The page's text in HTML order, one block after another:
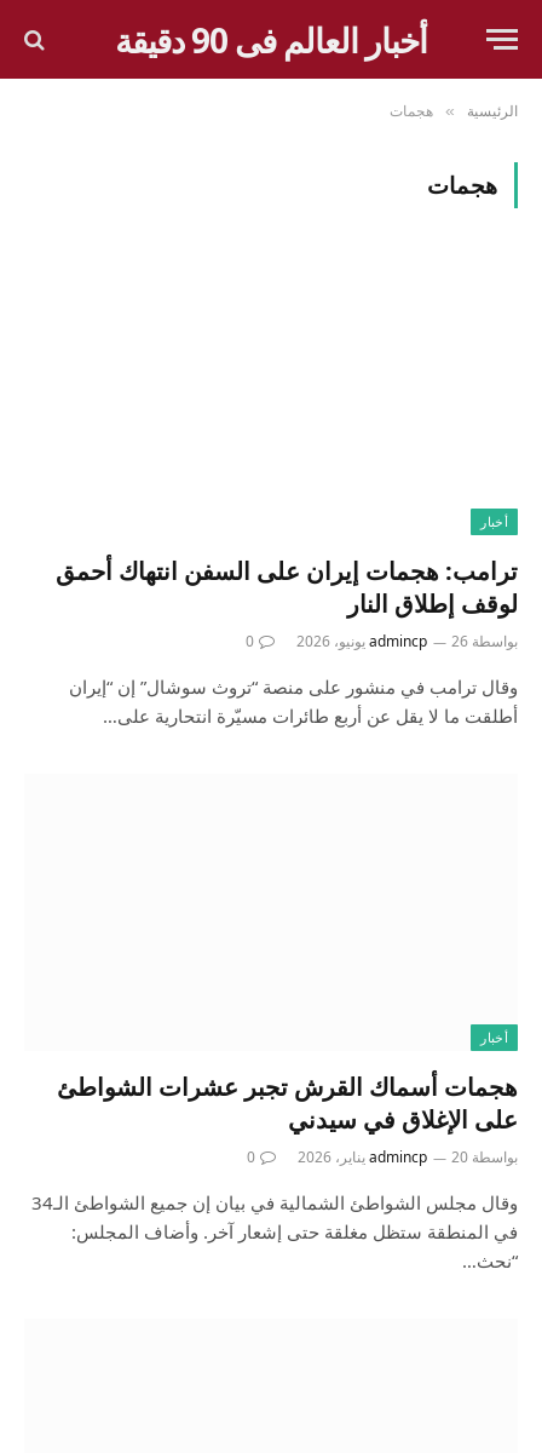
أخبار العالم فى 90 دقيقة
الرئيسية » هجمات
هجمات
أخبار
ترامب: هجمات إيران على السفن انتهاك أحمق
لوقف إطلاق النار
بواسطة admincp 26 يونيو، 2026 0
وقال ترامب في منشور على منصة “تروث سوشال” إن “إيران
أطلقت ما لا يقل عن أربع طائرات مسيّرة انتحارية على…
أخبار
هجمات أسماك القرش تجبر عشرات الشواطئ
على الإغلاق في سيدني
بواسطة admincp 20 يناير، 2026 0
وقال مجلس الشواطئ الشمالية في بيان إن جميع الشواطئ الـ34
في المنطقة ستظل مغلقة حتى إشعار آخر. وأضاف المجلس:
“نحث…